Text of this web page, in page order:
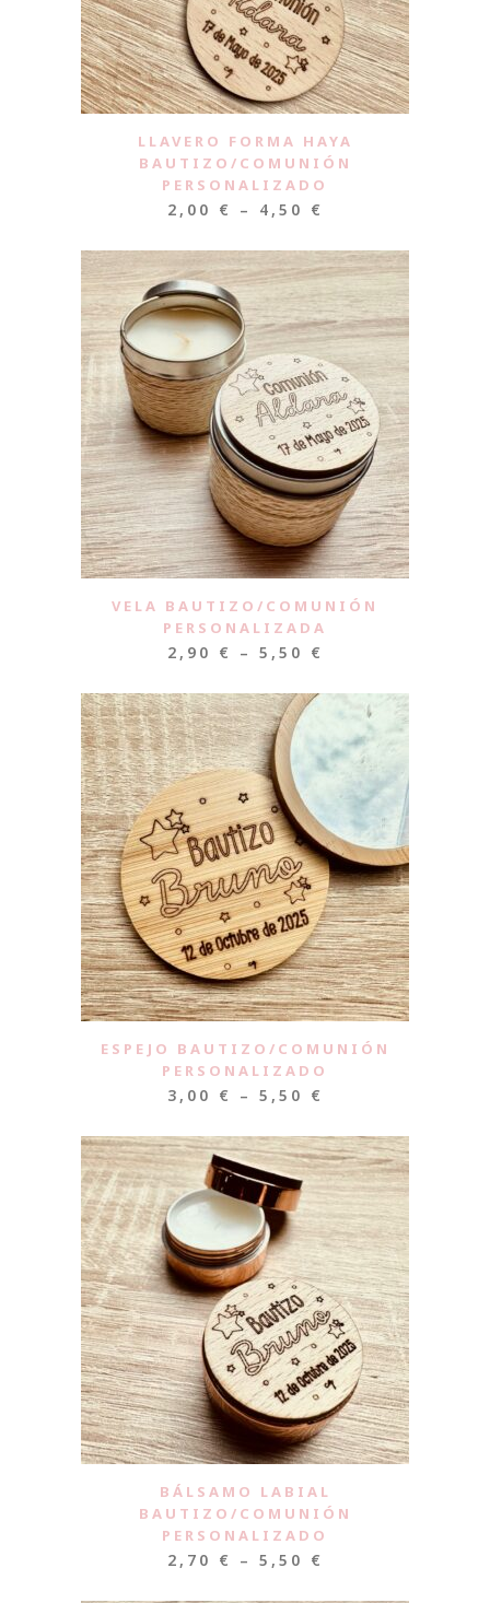
LLAVERO FORMA HAYA
BAUTIZO/COMUNIÓN
PERSONALIZADO
2,00 € – 4,50 €
VELA BAUTIZO/COMUNIÓN
PERSONALIZADA
2,90 € – 5,50 €
ESPEJO BAUTIZO/COMUNIÓN
PERSONALIZADO
3,00 € – 5,50 €
BÁLSAMO LABIAL
BAUTIZO/COMUNIÓN
PERSONALIZADO
2,70 € – 5,50 €